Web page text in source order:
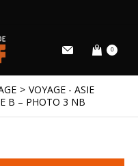
0
VOYAGE - ASIE
B – PHOTO 3 NB